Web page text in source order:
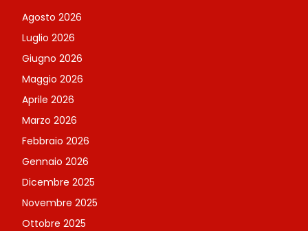
Agosto 2026
Luglio 2026
Giugno 2026
Maggio 2026
Aprile 2026
Marzo 2026
Febbraio 2026
Gennaio 2026
Dicembre 2025
Novembre 2025
Ottobre 2025